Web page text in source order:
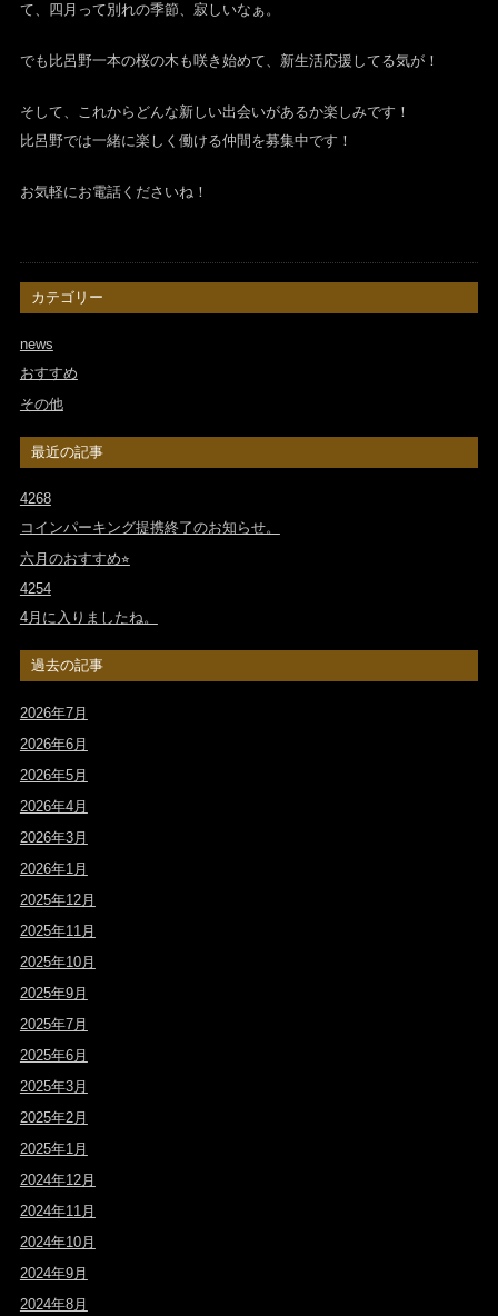
て、四月って別れの季節、寂しいなぁ。
でも比呂野一本の桜の木も咲き始めて、新生活応援してる気が！
そして、これからどんな新しい出会いがあるか楽しみです！
比呂野では一緒に楽しく働ける仲間を募集中です！
お気軽にお電話くださいね！
カテゴリー
news
おすすめ
その他
最近の記事
4268
コインパーキング提携終了のお知らせ。
六月のおすすめ⭐︎
4254
4月に入りましたね。
過去の記事
2026年7月
2026年6月
2026年5月
2026年4月
2026年3月
2026年1月
2025年12月
2025年11月
2025年10月
2025年9月
2025年7月
2025年6月
2025年3月
2025年2月
2025年1月
2024年12月
2024年11月
2024年10月
2024年9月
2024年8月